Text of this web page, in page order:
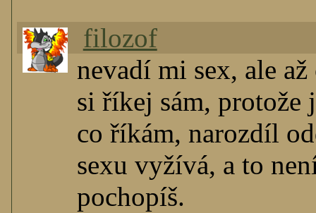
filozof
nevadí mi sex, ale
si říkej sám, protože
co říkám, narozdíl
sexu vyžívá, a to
pochopíš.